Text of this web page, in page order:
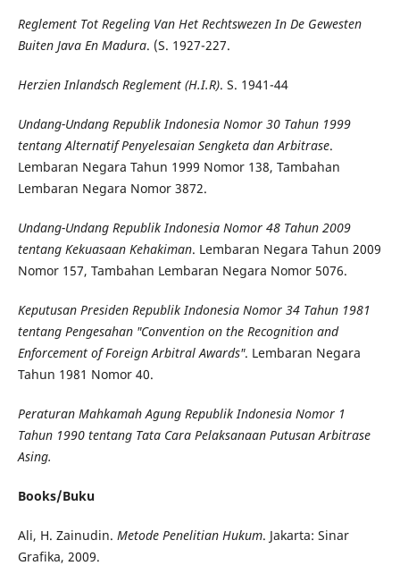
Reglement Tot Regeling Van Het Rechtswezen In De Gewesten
Buiten Java En Madura. (S. 1927-227.
Herzien Inlandsch Reglement (H.I.R). S. 1941-44
Undang-Undang Republik Indonesia Nomor 30 Tahun 1999
tentang Alternatif Penyelesaian Sengketa dan Arbitrase.
Lembaran Negara Tahun 1999 Nomor 138, Tambahan
Lembaran Negara Nomor 3872.
Undang-Undang Republik Indonesia Nomor 48 Tahun 2009
tentang Kekuasaan Kehakiman. Lembaran Negara Tahun 2009
Nomor 157, Tambahan Lembaran Negara Nomor 5076.
Keputusan Presiden Republik Indonesia Nomor 34 Tahun 1981
tentang Pengesahan "Convention on the Recognition and
Enforcement of Foreign Arbitral Awards". Lembaran Negara
Tahun 1981 Nomor 40.
Peraturan Mahkamah Agung Republik Indonesia Nomor 1
Tahun 1990 tentang Tata Cara Pelaksanaan Putusan Arbitrase
Asing.
Books/Buku
Ali, H. Zainudin. Metode Penelitian Hukum. Jakarta: Sinar
Grafika, 2009.